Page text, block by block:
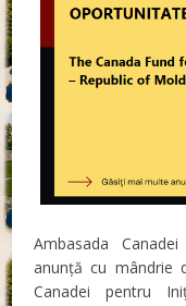
Ambasada
anunță cu mândrie
Canadei pentru